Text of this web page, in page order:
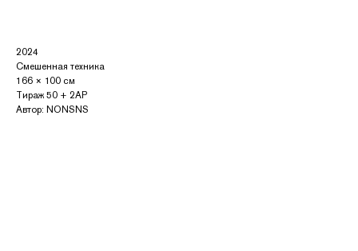
2024
Смешенная техника
166 × 100 см
Тираж 50 + 2AP
Автор: NONSNS